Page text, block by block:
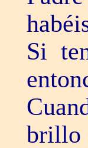
Si
brillo